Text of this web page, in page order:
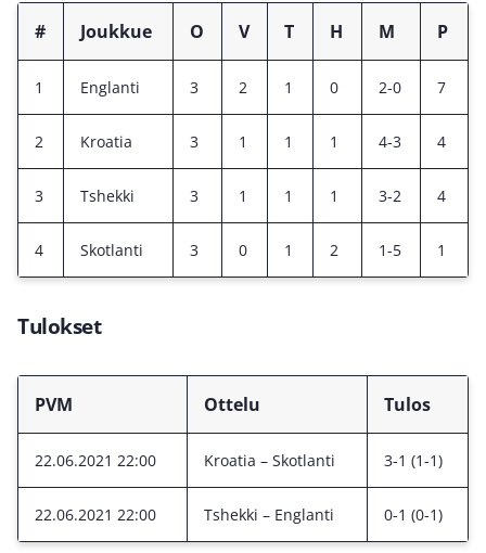
# Joukkue O V T H M P
1 Englanti 3 2 1 0 2-0 7
2 Kroatia 3 1 1 1 4-3 4
3 Tshekki 3 1 1 1 3-2 4
4 Skotlanti 3 0 1 2 1-5 1
Tulokset
PVM Ottelu Tulos
22.06.2021 22:00 Kroatia – Skotlanti 3-1 (1-1)
22.06.2021 22:00 Tshekki – Englanti 0-1 (0-1)